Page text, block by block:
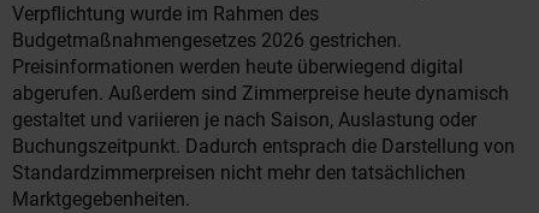
Verpflichtung wurde im Rahmen des
Budgetmaßnahmengesetzes 2026 gestrichen.
Preisinformationen werden heute überwiegend digital
abgerufen. Außerdem sind Zimmerpreise heute dynamisch
gestaltet und variieren je nach Saison, Auslastung oder
Buchungszeitpunkt. Dadurch entsprach die Darstellung von
Standardzimmerpreisen nicht mehr den tatsächlichen
Marktgegebenheiten.